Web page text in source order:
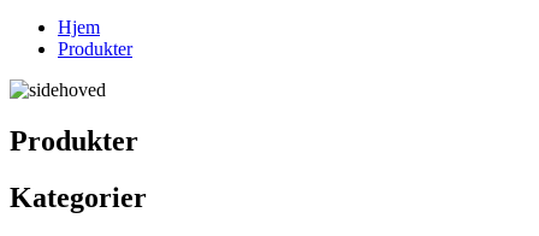
Hjem
Produkter
Produkter
Kategorier